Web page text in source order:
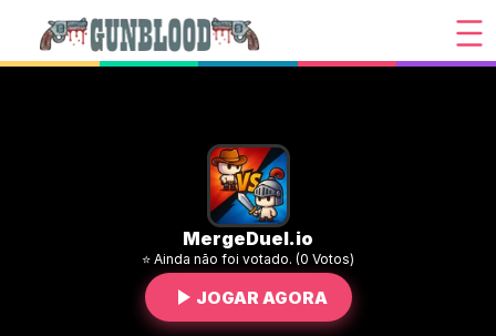
MergeDuel.io
⭐ Ainda não foi votado. (0 Votos)
JOGAR AGORA